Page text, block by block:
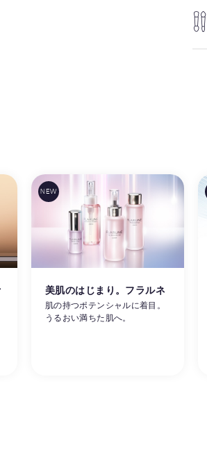
美肌のはじまり。フラルネ
肌の持つポテンシャルに着目。
うるおい満ちた肌へ。